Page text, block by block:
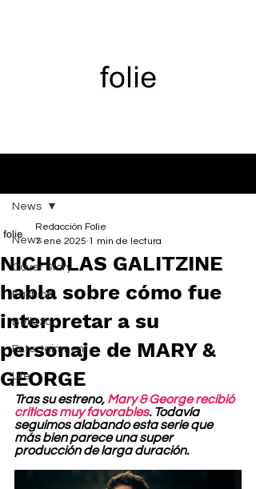
News
Cover Story
Fashion
Belleza
Entertainment
Life
News
NICHOLAS GALITZINE
habla sobre cómo fue
interpretar a su
personaje de MARY &
GEORGE
Redacción Folie
7 ene 2025 1 min de lectura
Tras su estreno, Mary & George recibió
críticas muy favorables. Todavía
seguimos alabando esta serie que
más bien parece una super
producción de larga duración.